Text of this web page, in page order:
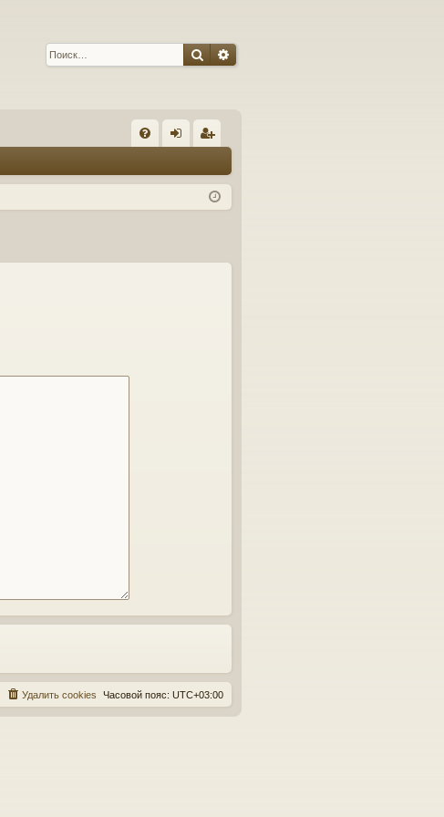
ПоискРасширенный поиск
Q д ис
Часовой пояс: UTC+03:00
Удалить cookies